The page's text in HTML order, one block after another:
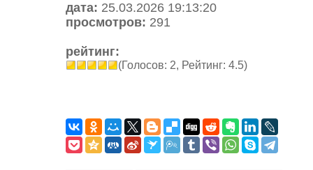
дата: 25.03.2026 19:13:20
просмотров: 291
рейтинг:
(Голосов: 2, Рейтинг: 4.5)